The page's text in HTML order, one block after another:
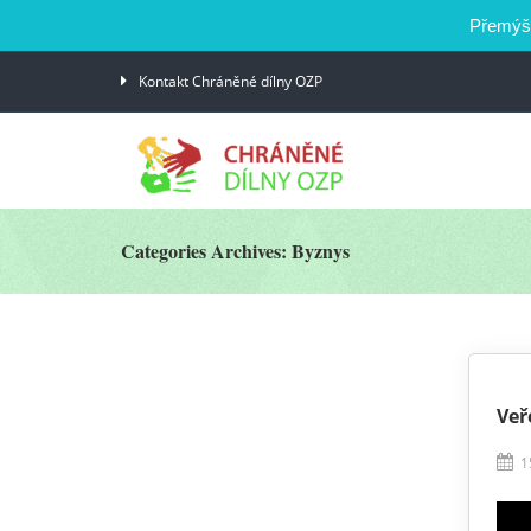
Kontakt Chráněné dílny OZP
Categories Archives: Byznys